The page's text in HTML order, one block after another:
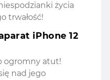
życia
trwałość!
iPhone 12
ogromny atut!
nad jego